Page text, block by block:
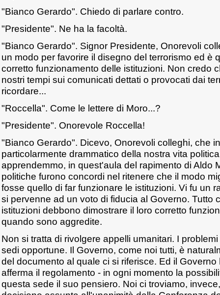
"Bianco Gerardo". Chiedo di parlare contro.
"Presidente". Ne ha la facoltà.
"Bianco Gerardo". Signor Presidente, Onorevoli
un modo per favorire il disegno del terrorismo ed è
corretto funzionamento delle istituzioni. Non credo
nostri tempi sui comunicati dettati o provocati dai
ricordare...
"Roccella". Come le lettere di Moro...?
"Presidente". Onorevole Roccella!
"Bianco Gerardo". Dicevo, Onorevoli colleghi, che
particolarmente drammatico della nostra vita
apprendemmo, in quest'aula del rapimento di Aldo
politiche furono concordi nel ritenere che il modo
fosse quello di far funzionare le istituzioni. Vi fu un
si pervenne ad un voto di fiducia al Governo. Tutto
istituzioni debbono dimostrare il loro corretto
quando sono aggredite.
Non si tratta di rivolgere appelli umanitari. I
sedi opportune. Il Governo, come noi tutti, è
del documento al quale ci si riferisce. Ed il
afferma il regolamento - in ogni momento la
questa sede il suo pensiero. Noi ci troviamo,